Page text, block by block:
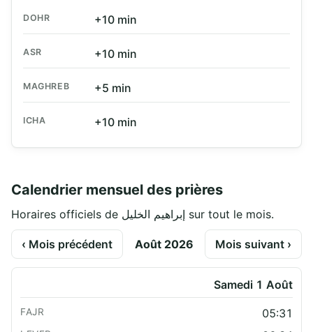
DOHR +10 min
ASR +10 min
MAGHREB +5 min
ICHA +10 min
Calendrier mensuel des prières
Horaires officiels de إبراهيم الخليل sur tout le mois.
‹ Mois précédent Août 2026 Mois suivant ›
Samedi 1 Août
05:31